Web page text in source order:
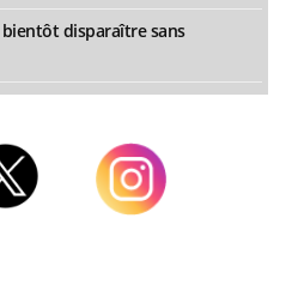
disparaître sans